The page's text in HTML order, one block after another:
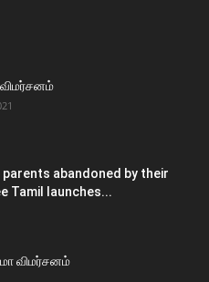
விமர்சனம்
abandoned by their
Tamil launches...
விமர்சனம்